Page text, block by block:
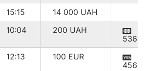
15:15 14 000 UAH
10:04 200 UAH
12:13 100 EUR